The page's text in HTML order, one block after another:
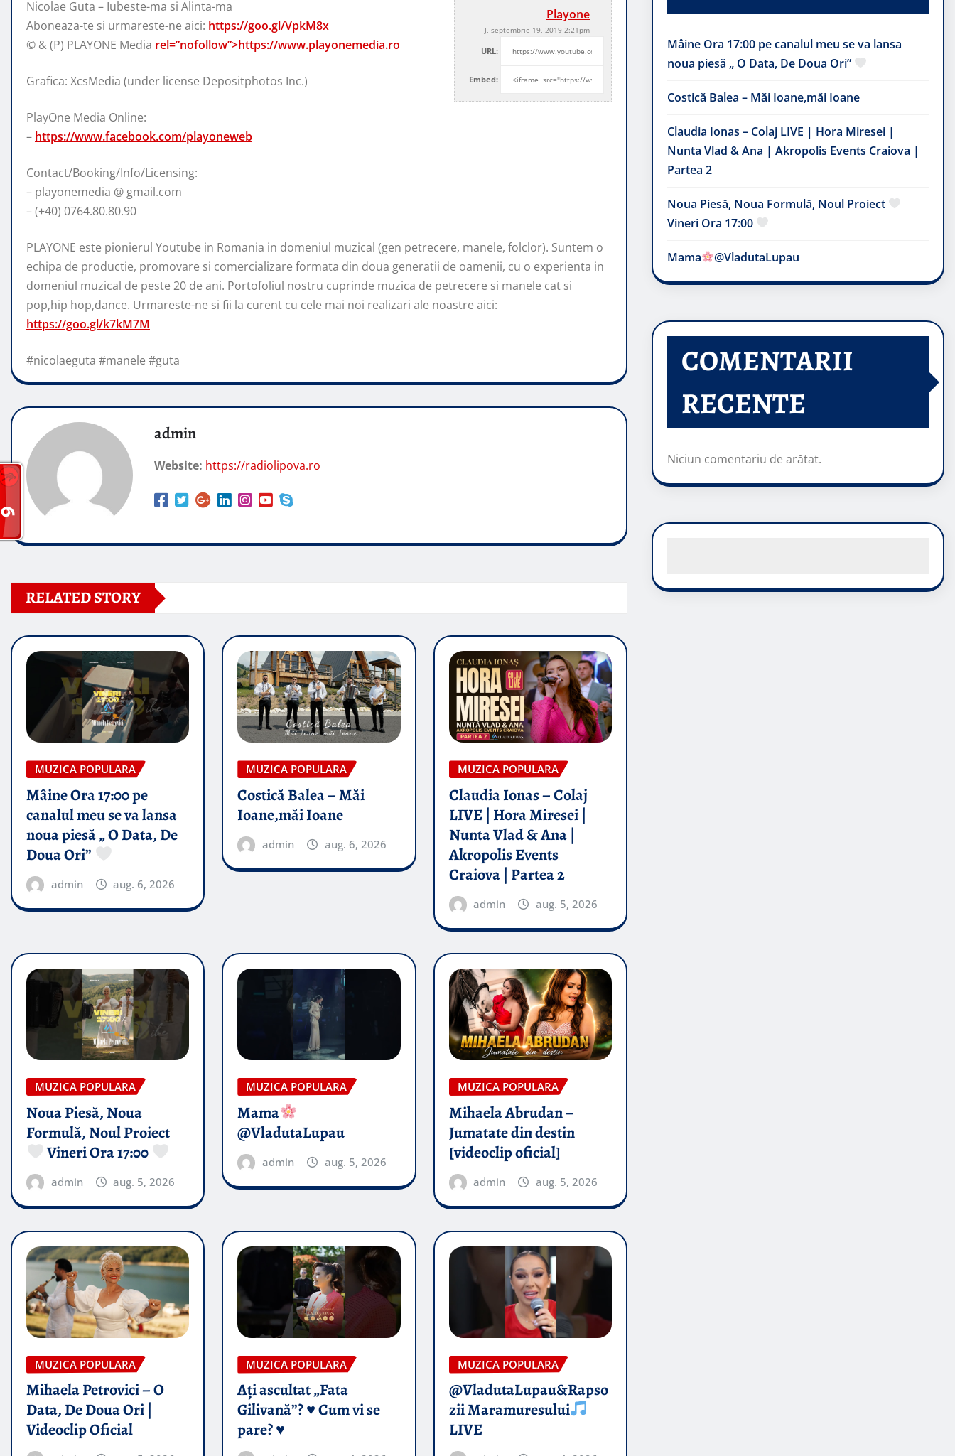
Playone
J, septembrie 19, 2019 2:21pm
URL:
Embed:
Nicolae Guta – Iubeste-ma si Alinta-ma
Aboneaza-te si urmareste-ne aici: https://goo.gl/VpkM8x
© & (P) PLAYONE Media rel=”nofollow”>https://www.playonemedia.ro
Grafica: XcsMedia (under license Depositphotos Inc.)
PlayOne Media Online:
– https://www.facebook.com/playoneweb
Contact/Booking/Info/Licensing:
– playonemedia @ gmail.com
– (+40) 0764.80.80.90
PLAYONE este pionierul Youtube in Romania in domeniul muzical (gen petrecere, manele, folclor). Suntem o
echipa de productie, promovare si comercializare formata din doua generatii de oamenii, cu o experienta in
domeniul muzical de peste 20 de ani. Portofoliul nostru cuprinde muzica de petrecere si manele cat si
pop,hip hop,dance. Urmareste-ne si fii la curent cu cele mai noi realizari ale noastre aici:
https://goo.gl/k7kM7M
#nicolaeguta #manele #guta
admin
Website: https://radiolipova.ro
RELATED STORY
MUZICA POPULARA
Mâine Ora 17:00 pe
canalul meu se va lansa
noua piesă „ O Data, De
Doua Ori”
admin aug. 6, 2026
MUZICA POPULARA
Costică Balea – Măi
Ioane,măi Ioane
admin aug. 6, 2026
MUZICA POPULARA
Claudia Ionas – Colaj
LIVE | Hora Miresei |
Nunta Vlad & Ana |
Akropolis Events
Craiova | Partea 2
admin aug. 5, 2026
MUZICA POPULARA
Noua Piesă, Noua
Formulă, Noul Proiect
Vineri Ora 17:00
admin aug. 5, 2026
MUZICA POPULARA
Mama
@VladutaLupau
admin aug. 5, 2026
MUZICA POPULARA
Mihaela Abrudan –
Jumatate din destin
[videoclip oficial]
admin aug. 5, 2026
MUZICA POPULARA
Mihaela Petrovici – O
Data, De Doua Ori |
Videoclip Oficial
MUZICA POPULARA
Ați ascultat „Fata
Gilivană”? ♥️ Cum vi se
pare? ♥️
MUZICA POPULARA
@VladutaLupau&Rapso
zii Maramuresului
LIVE
Mâine Ora 17:00 pe canalul meu se va lansa
noua piesă „ O Data, De Doua Ori”
Costică Balea – Măi Ioane,măi Ioane
Claudia Ionas – Colaj LIVE | Hora Miresei |
Nunta Vlad & Ana | Akropolis Events Craiova |
Partea 2
Noua Piesă, Noua Formulă, Noul Proiect
Vineri Ora 17:00
Mama @VladutaLupau
COMENTARII
RECENTE
Niciun comentariu de arătat.